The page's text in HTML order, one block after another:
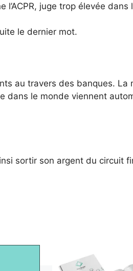
juge trop élevée
le dernier mot.
au travers des banques.
dans le monde viennent
sortir son argent du circuit